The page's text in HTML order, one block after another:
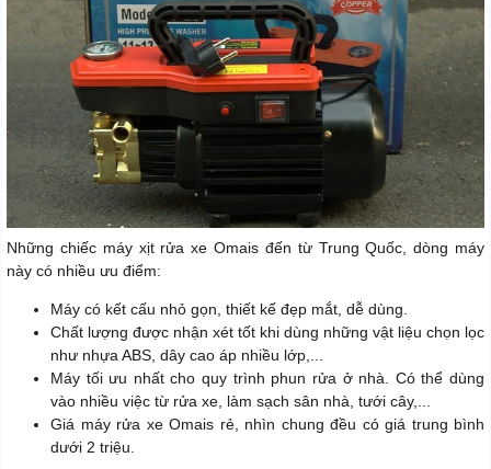
Những chiếc máy xịt rửa xe Omais đến từ Trung Quốc, dòng máy
này có nhiều ưu điểm:
Máy có kết cấu nhỏ gọn, thiết kế đẹp mắt, dễ dùng.
Chất lượng được nhận xét tốt khi dùng những vật liệu chọn lọc
như nhựa ABS, dây cao áp nhiều lớp,...
Máy tối ưu nhất cho quy trình phun rửa ở nhà. Có thể dùng
vào nhiều việc từ rửa xe, làm sạch sân nhà, tưới cây,...
Giá máy rửa xe Omais rẻ, nhìn chung đều có giá trung bình
dưới 2 triệu.